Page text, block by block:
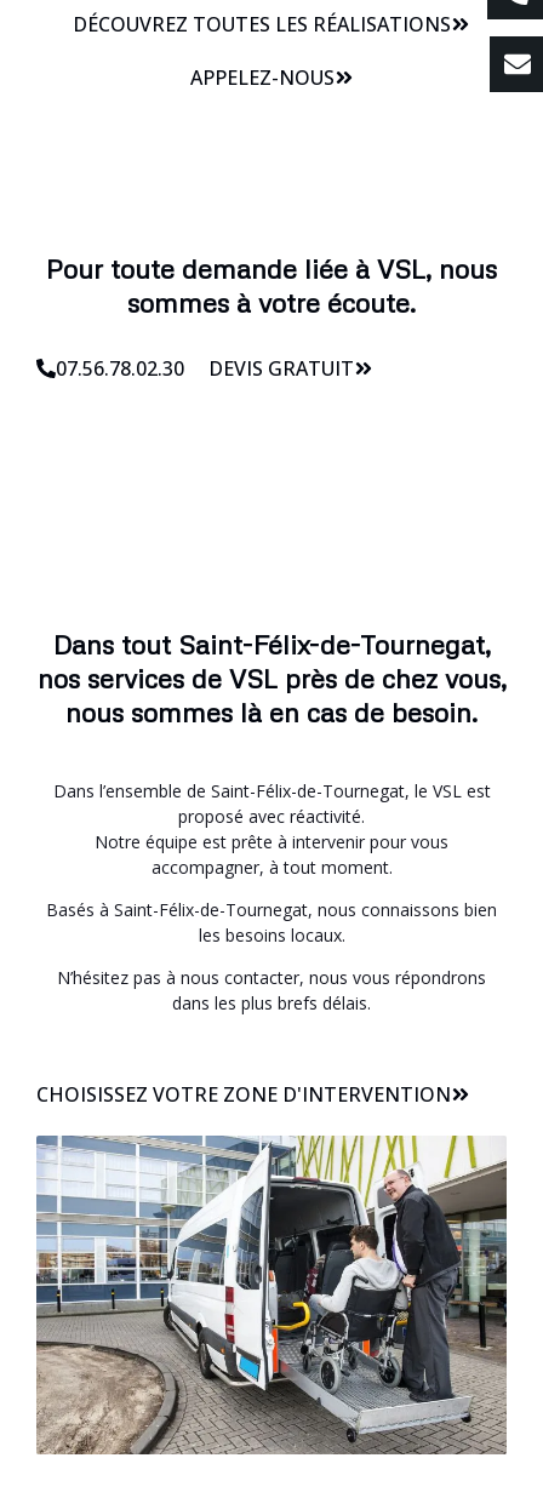
DÉCOUVREZ TOUTES LES RÉALISATIONS
APPELEZ-NOUS
Pour toute demande liée à VSL, nous
sommes à votre écoute.
07.56.78.02.30 DEVIS GRATUIT
Dans tout Saint-Félix-de-Tournegat,
nos services de VSL près de chez vous,
nous sommes là en cas de besoin.
Dans l’ensemble de Saint-Félix-de-Tournegat, le VSL est
proposé avec réactivité.
Notre équipe est prête à intervenir pour vous
accompagner, à tout moment.
Basés à Saint-Félix-de-Tournegat, nous connaissons bien
les besoins locaux.
N’hésitez pas à nous contacter, nous vous répondrons
dans les plus brefs délais.
CHOISISSEZ VOTRE ZONE D'INTERVENTION